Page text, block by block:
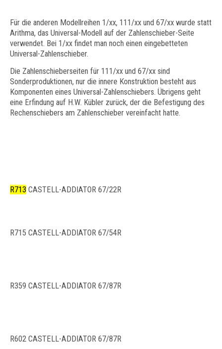
Für die anderen Modellreihen 1/xx, 111/xx und 67/xx wurde statt
Arithma, das Universal-Modell auf der Zahlenschieber-Seite
verwendet. Bei 1/xx findet man noch einen eingebetteten
Universal-Zahlenschieber.
Die Zahlenschieberseiten für 111/xx und 67/xx sind
Sonderproduktionen, nur die innere Konstruktion besteht aus
Komponenten eines Universal-Zahlenschiebers. Übrigens geht
eine Erfindung auf H.W. Kübler zurück, der die Befestigung des
Rechenschiebers am Zahlenschieber vereinfacht hatte.
R713 CASTELL-ADDIATOR 67/22R
R715 CASTELL-ADDIATOR 67/54R
R359 CASTELL-ADDIATOR 67/87R
R602 CASTELL-ADDIATOR 67/87R